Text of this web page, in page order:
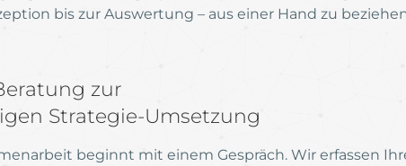
bis zur Auswertung – aus einer Hand zu
zur
Strategie-Umsetzung
beginnt mit einem Gespräch. Wir erfassen